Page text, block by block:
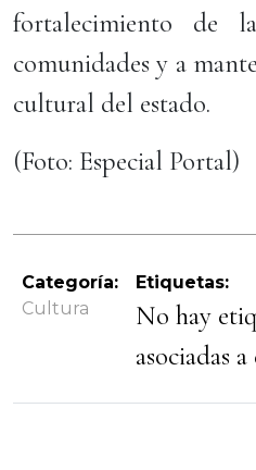
fortalecimiento de
comunidades y a
cultural del estado.
(Foto: Especial Portal)
Categoría:
Cultura
Etiquetas:
No hay
asociadas